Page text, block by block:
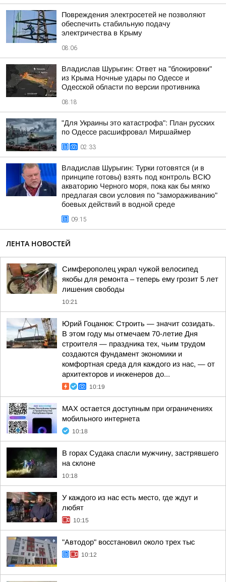
Повреждения электросетей не позволяют
обеспечить стабильную подачу
электричества в Крыму
08:06
Владислав Шурыгин: Ответ на "блокировки"
из Крыма Ночные удары по Одессе и
Одесской области по версии противника
08:18
"Для Украины это катастрофа": План русских
по Одессе расшифровал Миршаймер
02:33
Владислав Шурыгин: Турки готовятся (и в
принципе готовы) взять под контроль ВСЮ
акваторию Черного моря, пока как бы мягко
предлагая свои условия по "замораживанию"
боевых действий в водной среде
09:15
ЛЕНТА НОВОСТЕЙ
Симферополец украл чужой велосипед
якобы для ремонта – теперь ему грозит 5 лет
лишения свободы
10:21
Юрий Гоцанюк: Строить — значит созидать.
В этом году мы отмечаем 70-летие Дня
строителя — праздника тех, чьим трудом
создаются фундамент экономики и
комфортная среда для каждого из нас, — от
архитекторов и инженеров до...
10:19
MAX остается доступным при ограничениях
мобильного интернета
10:18
В горах Судака спасли мужчину, застрявшего
на склоне
10:18
У каждого из нас есть место, где ждут и
любят
10:15
"Автодор" восстановил около трех тыс
10:12